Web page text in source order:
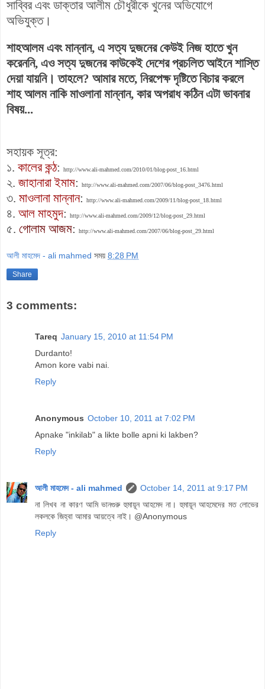
সাব্বির এবং ডাক্তার আলীম চৌধুরীকে খুনের অভিযোগে
অভিযুক্ত।
শাহআলম এবং মান্নান, এ সত্য দুজনের কেউই নিজ হাতে খুন
করেননি, এও সত্য দুজনের কাউকেই দেশের প্রচলিত আইনে শাস্তি
দেয়া যায়নি। তাহলে? আমার মতে, নিরপেক্ষ দৃষ্টিতে বিচার করলে
শাহ আলম নাকি মাওলানা মান্নান, কার অপরাধ কঠিন এটা ভাবনার
বিষয়...
সহায়ক সূত্র:
১. কালের কন্ঠ: http://www.ali-mahmed.com/2010/01/blog-post_16.html
২. জাহানারা ইমাম: http://www.ali-mahmed.com/2007/06/blog-post_3476.html
৩. মাওলানা মান্নান: http://www.ali-mahmed.com/2009/11/blog-post_18.html
৪. আল মাহমুদ: http://www.ali-mahmed.com/2009/12/blog-post_29.html
৫. গোলাম আজম: http://www.ali-mahmed.com/2007/06/blog-post_29.html
আলী মাহমেদ - ali mahmed সময় 8:28 PM
Share
3 comments:
Tareq January 15, 2010 at 11:54 PM
Durdanto!
Amon kore vabi nai.
Reply
Anonymous October 10, 2011 at 7:02 PM
Apnake "inkilab" a likte bolle apni ki lakben?
Reply
আলী মাহমেদ - ali mahmed
October 14, 2011 at 9:17 PM
না লিখব না কারণ আমি ভানগুরু হুমায়ূন আহমেদ না। হুমায়ূন আহমেদের মত লোভের
লকলকে জিহ্বা আমার আয়ত্বে নাই। @Anonymous
Reply